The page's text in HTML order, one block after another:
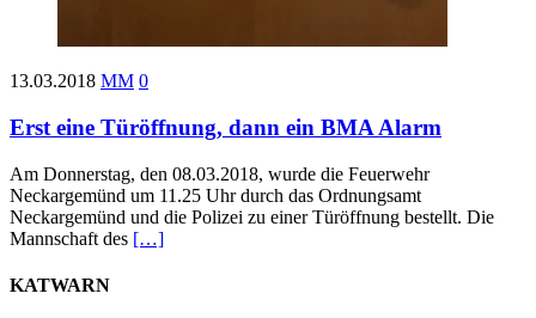
13.03.2018 MM 0
Erst eine Türöffnung, dann ein BMA Alarm
Am Donnerstag, den 08.03.2018, wurde die Feuerwehr
Neckargemünd um 11.25 Uhr durch das Ordnungsamt
Neckargemünd und die Polizei zu einer Türöffnung bestellt. Die
Mannschaft des […]
KATWARN